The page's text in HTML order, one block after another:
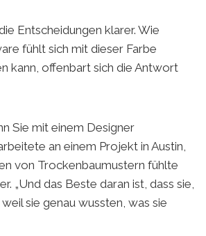
Entscheidungen klarer. Wie
fühlt sich mit dieser Farbe
kann, offenbart sich die Antwort
Sie mit einem Designer
an einem Projekt in Austin,
von Trockenbaumustern fühlte
„Und das Beste daran ist, dass sie,
sie genau wussten, was sie